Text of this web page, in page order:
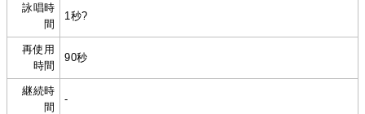
詠唱時
間
1秒?
再使用
時間
90秒
継続時
間
-